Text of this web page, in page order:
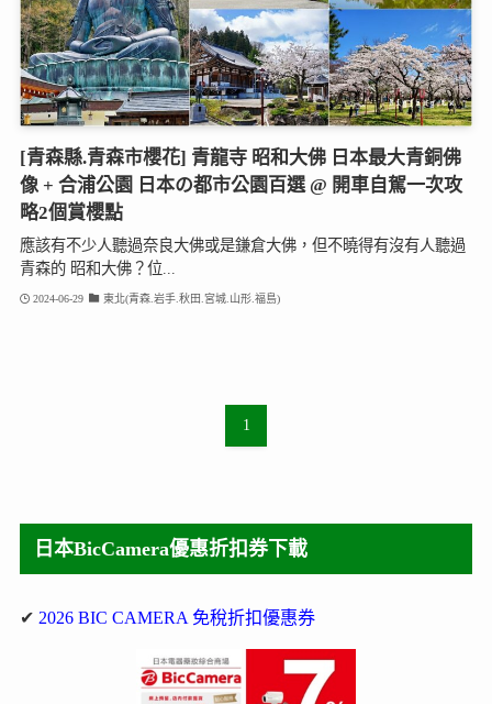
[青森縣.青森市櫻花] 青龍寺 昭和大佛 日本最大青銅佛
像 + 合浦公園 日本の都市公園百選 @ 開車自駕一次攻
略2個賞櫻點
應該有不少人聽過奈良大佛或是鎌倉大佛，但不曉得有沒有人聽過
青森的 昭和大佛？位...
2024-06-29 東北(青森.岩手.秋田.宮城.山形.福島)
1
日本BicCamera優惠折扣券下載
✔ 2026 BIC CAMERA 免稅折扣優惠券